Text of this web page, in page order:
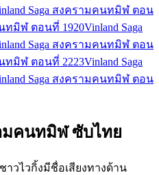
Saga สงครามคนทมิฬ ตอน
นทมิฬ ตอนที่ 1920Vinland Saga
Saga สงครามคนทมิฬ ตอน
นทมิฬ ตอนที่ 2223Vinland Saga
Saga สงครามคนทมิฬ ตอน
มคนทมิฬ ซับไทย
าวไวกิ้งมีชื่อเสียงทางด้าน